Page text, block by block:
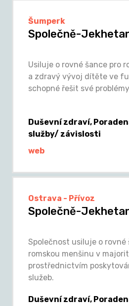
Šumperk
Společně-
Usiluje o rovné šance pro
a zdravý vývoj dítěte ve
schopné řešit své
Duševní zdraví,
služby/ závislosti
web
Ostrava - Přívoz
Společně-
Společnost usiluje o rovné
romskou menšinu v
prostřednictvím
služeb.
Duševní zdraví,